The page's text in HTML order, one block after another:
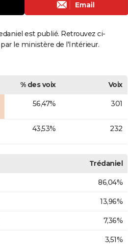
Email
est publié. Retrouvez ci-
le ministère de l'Intérieur.
% des voix
Voix
56,47% 301
43,53% 232
Trédaniel
86,04%
13,96%
7,36%
3,51%